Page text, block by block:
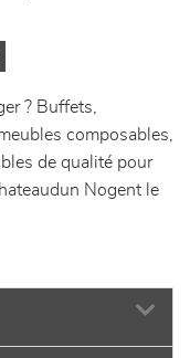
? Buffets,
composables,
de qualité pour
Nogent le